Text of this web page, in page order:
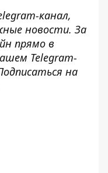
канал,
новости. За
прямо в
Telegram-
на